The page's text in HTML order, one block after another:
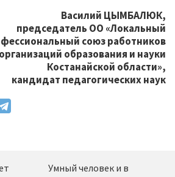
Василий ЦЫМБАЛЮК,
председатель ОО «Локальный
союз работников
организаций образования и науки
Костанайской области»,
кандидат педагогических наук
Умный человек и в